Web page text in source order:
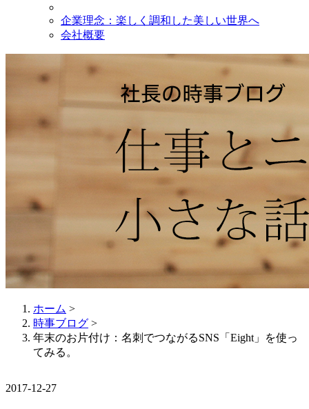
企業理念：楽しく調和した美しい世界へ
会社概要
ホーム >
時事ブログ >
年末のお片付け：名刺でつながるSNS「Eight」を使っ
てみる。
2017-12-27